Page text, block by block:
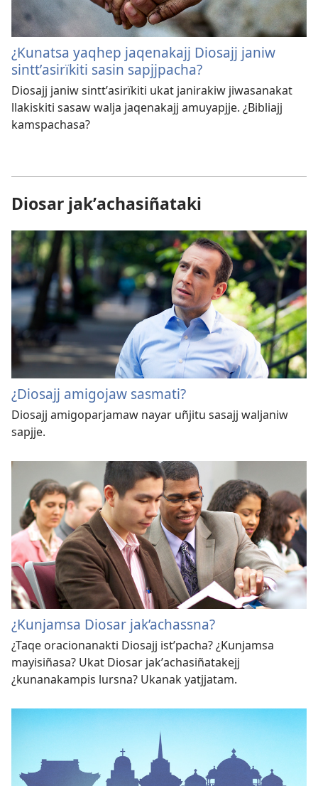
¿Kunatsa yaqhep jaqenakajj Diosajj janiw
sinttʼasirïkiti sasin sapjjpacha?
Diosajj janiw sinttʼasirïkiti ukat janirakiw jiwasanakat
llakiskiti sasaw walja jaqenakajj amuyapjje. ¿Bibliajj
kamspachasa?
Diosar jakʼachasiñataki
¿Diosajj amigojaw sasmati?
Diosajj amigoparjamaw nayar uñjitu sasajj waljaniw
sapjje.
¿Kunjamsa Diosar jak’achassna?
¿Taqe oracionanakti Diosajj istʼpacha? ¿Kunjamsa
mayisiñasa? Ukat Diosar jakʼachasiñatakejj
¿kunanakampis lursna? Ukanak yatjjatam.